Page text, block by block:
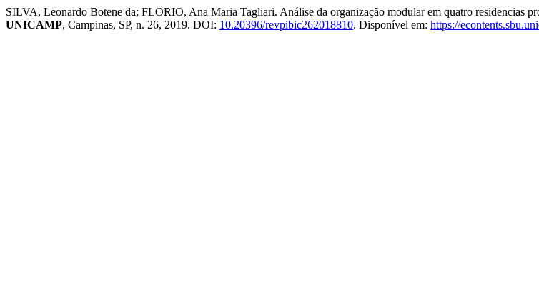
SILVA, Leonardo Botene da; FLORIO, Ana Maria Tagliari. Análise da organização modular em quatro residencias
UNICAMP, Campinas, SP, n. 26, 2019. DOI: 10.20396/revpibic262018810. Disponível em: https://